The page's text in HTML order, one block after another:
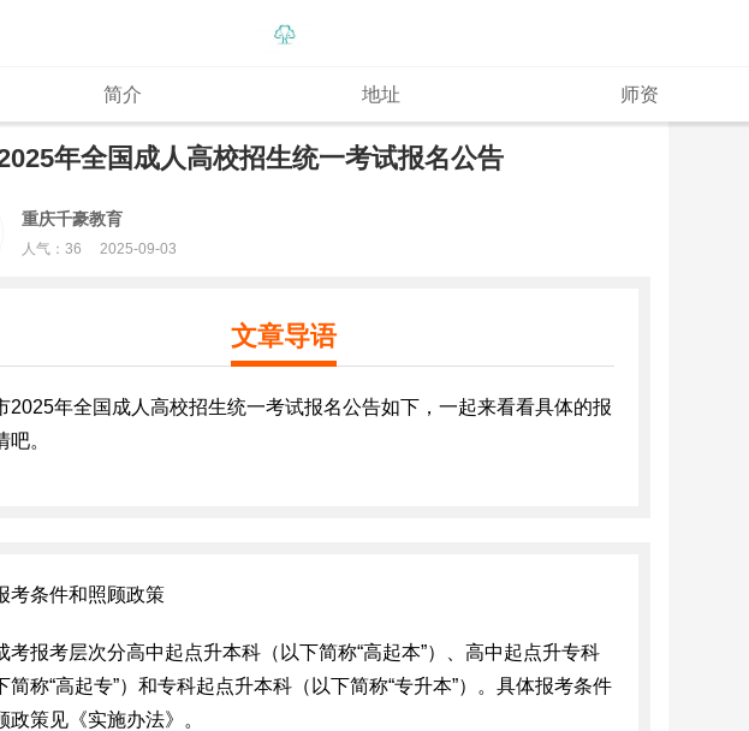
简介 地址 师资
年全国成人高校招生统一考试报名公告
重庆千豪教育
人气： 36 2025-09-03
文章导语
2025年全国成人高校招生统一考试报名公告如下，一起来看看具体的报
吧。
考条件和照顾政策
考报考层次分高中起点升本科（以下简称“高起本”）、高中起点升专科
简称“高起专”）和专科起点升本科（以下简称“专升本”）。具体报考条件
政策见《实施办法》。